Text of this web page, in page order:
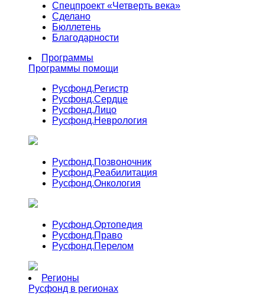
Спецпроект «Четверть века»
Сделано
Бюллетень
Благодарности
Программы
Программы помощи
Русфонд.Регистр
Русфонд.Сердце
Русфонд.Лицо
Русфонд.Неврология
Русфонд.Позвоночник
Русфонд.Реабилитация
Русфонд.Онкология
Русфонд.Ортопедия
Русфонд.Право
Русфонд.Перелом
Регионы
Русфонд в регионах